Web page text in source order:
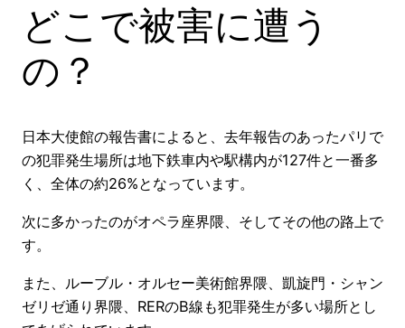
どこで被害に遭う
の？
日本大使館の報告書によると、去年報告のあったパリで
の犯罪発生場所は地下鉄車内や駅構内が127件と一番多
く、全体の約26%となっています。
次に多かったのがオペラ座界隈、そしてその他の路上で
す。
また、ルーブル・オルセー美術館界隈、凱旋門・シャン
ゼリゼ通り界隈、RERのB線も犯罪発生が多い場所とし